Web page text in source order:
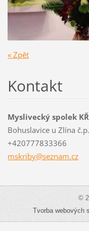
« Zpět
Kontakt
Myslivecký spolek
Bohuslavice u Zlína
+420777833366
mskriby@seznam.cz
©
Tvorba webových